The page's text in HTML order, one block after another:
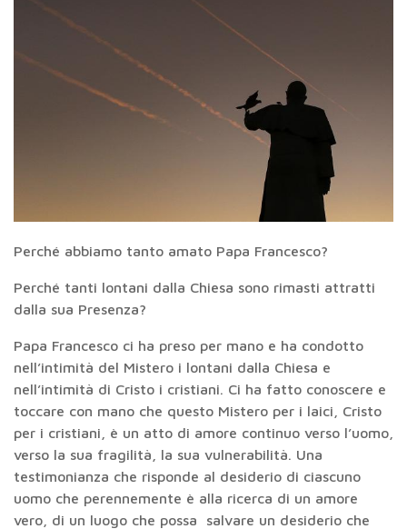
Perché abbiamo tanto amato Papa Francesco?
Perché tanti lontani dalla Chiesa sono rimasti attratti
dalla sua Presenza?
Papa Francesco ci ha preso per mano e ha condotto
nell’intimità del Mistero i lontani dalla Chiesa e
nell’intimità di Cristo i cristiani. Ci ha fatto conoscere e
toccare con mano che questo Mistero per i laici, Cristo
per i cristiani, è un atto di amore continuo verso l’uomo,
verso la sua fragilità, la sua vulnerabilità. Una
testimonianza che risponde al desiderio di ciascuno
uomo che perennemente è alla ricerca di un amore
vero, di un luogo che possa salvare un desiderio che